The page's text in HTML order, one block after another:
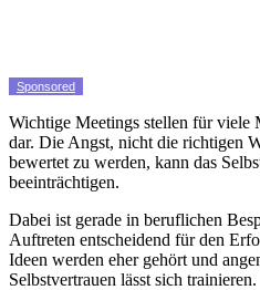
Sponsored
Wichtige Meetings stellen für viele
dar. Die Angst, nicht die richtigen
bewertet zu werden, kann das
beeinträchtigen.
Dabei ist gerade in beruflichen
Auftreten entscheidend für den
Ideen werden eher gehört und
Selbstvertrauen lässt sich trainieren.